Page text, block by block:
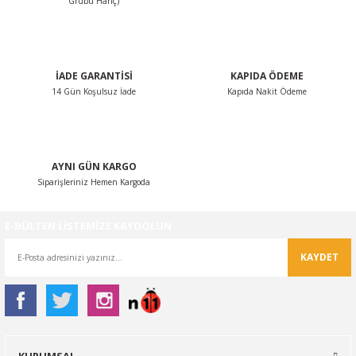
İADE GARANTİSİ
14 Gün Koşulsuz İade
KAPIDA ÖDEME
Kapıda Nakit Ödeme
AYNI GÜN KARGO
Siparişleriniz Hemen Kargoda
KAYDET